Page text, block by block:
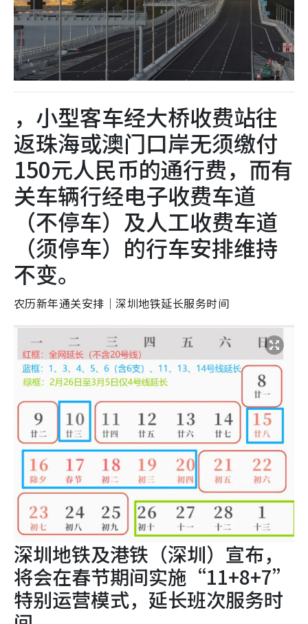
，小型客车经大桥收费站往
返珠海或澳门口岸无须缴付
150元人民币的通行费，而有
关车辆行经电子收费车道
（不停车）及人工收费车道
（须停车）的行车安排维持
不变。
农历新年通关安排｜深圳地铁延长服务时间
深圳地铁及港铁（深圳）宣布，
将会在春节期间实施“11+8+7”
特别运营模式，延长班次服务时